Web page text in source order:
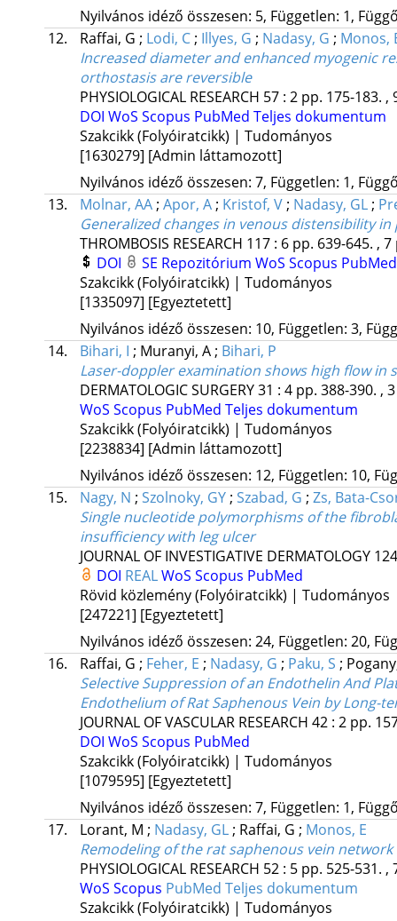
Nyilvános idéző összesen: 5, Független: 1,
12.
Raffai, G ; Lodi, C ; Illyes, G ; Nadasy, G ; Monos,
Increased diameter and enhanced myogenic
orthostasis are reversible
PHYSIOLOGICAL RESEARCH 57: 2 pp. 175-183. ,
DOI WoS Scopus PubMed Teljes dokumentum
Szakcikk (Folyóiratcikk) | Tudományos
[1630279] [Admin láttamozott]
Nyilvános idéző összesen: 7, Független: 1,
13.
Molnar, AA ; Apor, A ; Kristof, V ; Nadasy, GL ;
Generalized changes in venous distensibility
THROMBOSIS RESEARCH 117: 6 pp. 639-645. ,
DOI
SE Repozitórium WoS Scopus PubMed
Szakcikk (Folyóiratcikk) | Tudományos
[1335097] [Egyeztetett]
Nyilvános idéző összesen: 10, Független: 3,
14.
Bihari, I ; Muranyi, A ; Bihari, P
Laser-doppler examination shows high flow
DERMATOLOGIC SURGERY31 : 4 pp. 388-390. ,
WoS Scopus PubMed Teljes dokumentum
Szakcikk (Folyóiratcikk) | Tudományos
[2238834] [Admin láttamozott]
Nyilvános idéző összesen: 12, Független: 10,
15.
Nagy, N ; Szolnoky, GY ; Szabad, G ; Zs, Bata-
Single nucleotide polymorphisms of the
insufficiency with leg ulcer
JOURNAL OF INVESTIGATIVE DERMATOLOGY 124
DOI REALWoS Scopus PubMed
Rövid közlemény (Folyóiratcikk) | Tudományos
[247221] [Egyeztetett]
Nyilvános idéző összesen: 24, Független: 20,
16.
Raffai, G ; Feher, E ; Nadasy, G ; Paku, S ;
Selective Suppression of an Endothelin And
Endothelium of Rat Saphenous Vein by Long-
JOURNAL OF VASCULAR RESEARCH 42: 2 pp.
DOI WoS Scopus PubMed
Szakcikk (Folyóiratcikk) | Tudományos
[1079595] [Egyeztetett]
Nyilvános idéző összesen: 7, Független: 1,
17.
Lorant, M ; Nadasy, GL ; Raffai, G ; Monos, E
Remodeling of the rat saphenous vein
PHYSIOLOGICAL RESEARCH 52: 5 pp. 525-531. ,
WoS Scopus PubMed Teljes dokumentum
Szakcikk (Folyóiratcikk) | Tudományos